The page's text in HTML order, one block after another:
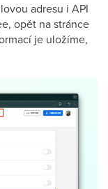
adresu i API
opět na stránce
je uložíme,